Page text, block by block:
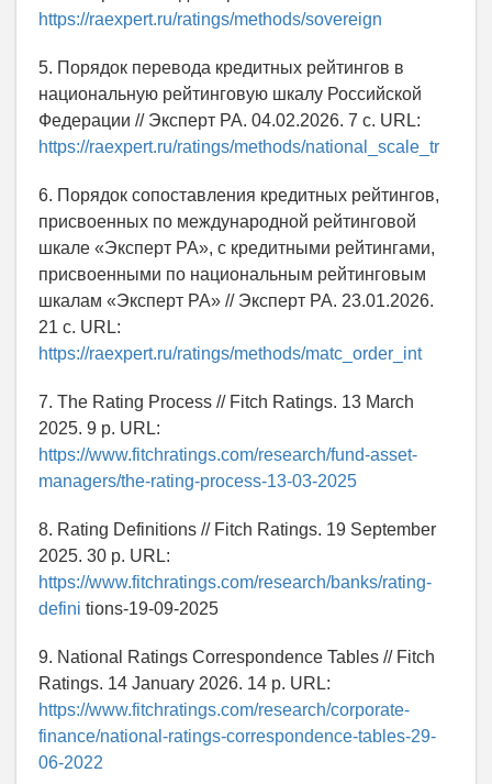
https://raexpert.ru/ratings/methods/sovereign
5. Порядок перевода кредитных рейтингов в
национальную рейтинговую шкалу Российской
Федерации // Эксперт РА. 04.02.2026. 7 с. URL:
https://raexpert.ru/ratings/methods/national_scale_tr
6. Порядок сопоставления кредитных рейтингов,
присвоенных по международной рейтинговой
шкале «Эксперт РА», с кредитными рейтингами,
присвоенными по национальным рейтинговым
шкалам «Эксперт РА» // Эксперт РА. 23.01.2026.
21 с. URL:
https://raexpert.ru/ratings/methods/matc_order_int
7. The Rating Process // Fitch Ratings. 13 March
2025. 9 p. URL:
https://www.fitchratings.com/research/fund-asset-
managers/the-rating-process-13-03-2025
8. Rating Definitions // Fitch Ratings. 19 September
2025. 30 p. URL:
https://www.fitchratings.com/research/banks/rating-
defini tions-19-09-2025
9. National Ratings Correspondence Tables // Fitch
Ratings. 14 January 2026. 14 p. URL:
https://www.fitchratings.com/research/corporate-
finance/national-ratings-correspondence-tables-29-
06-2022